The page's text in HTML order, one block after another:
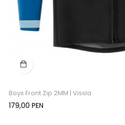
Boys Front Zip 2MM | Vissla
Precio
179,00 PEN